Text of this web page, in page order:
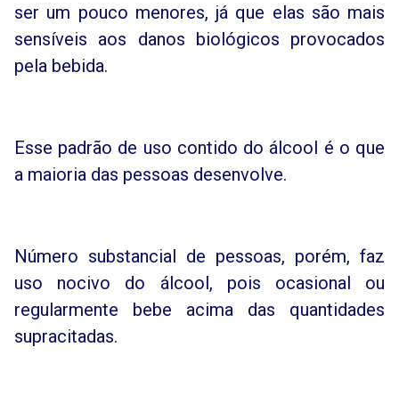
ser um pouco menores, já que elas são mais
sensíveis aos danos biológicos provocados
pela bebida.
Esse padrão de uso contido do álcool é o que
a maioria das pessoas desenvolve.
Número substancial de pessoas, porém, faz
uso nocivo do álcool, pois ocasional ou
regularmente bebe acima das quantidades
supracitadas.